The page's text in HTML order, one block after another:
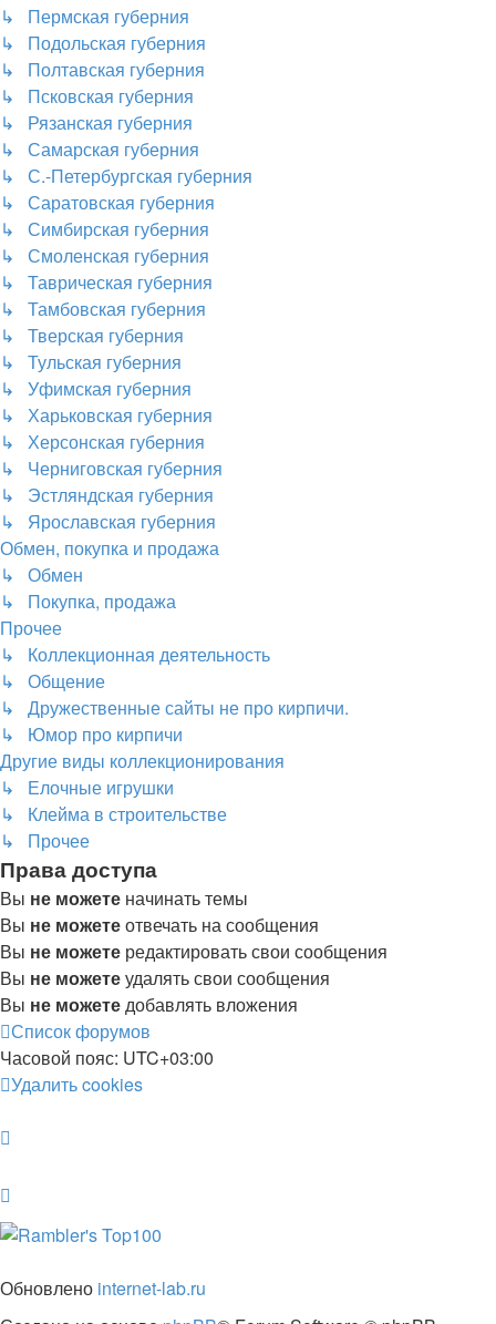
↳ Пермская губерния
↳ Подольская губерния
↳ Полтавская губерния
↳ Псковская губерния
↳ Рязанская губерния
↳ Самарская губерния
↳ С.-Петербургская губерния
↳ Саратовская губерния
↳ Симбирская губерния
↳ Смоленская губерния
↳ Таврическая губерния
↳ Тамбовская губерния
↳ Тверская губерния
↳ Тульская губерния
↳ Уфимская губерния
↳ Харьковская губерния
↳ Херсонская губерния
↳ Черниговская губерния
↳ Эстляндская губерния
↳ Ярославская губерния
Обмен, покупка и продажа
↳ Обмен
↳ Покупка, продажа
Прочее
↳ Коллекционная деятельность
↳ Общение
↳ Дружественные сайты не про кирпичи.
↳ Юмор про кирпичи
Другие виды коллекционирования
↳ Елочные игрушки
↳ Клейма в строительстве
↳ Прочее
Права доступа
Вы не можете начинать темы
Вы не можетеотвечать на сообщения
Вы не можете редактировать свои сообщения
Вы не можетеудалять свои сообщения
Вы не можетедобавлять вложения
Список форумов
Часовой пояс: UTC+03:00
Удалить cookies
Обновлено internet-lab.ru